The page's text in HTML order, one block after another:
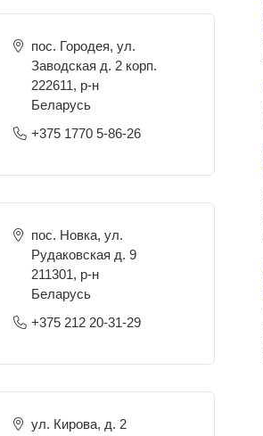
пос. Городея, ул.
Заводская д. 2 корп.
222611, р-н
Беларусь
+375 1770 5-86-26
пос. Новка, ул.
Рудаковская д. 9
211301, р-н
Беларусь
+375 212 20-31-29
ул. Кирова, д. 2